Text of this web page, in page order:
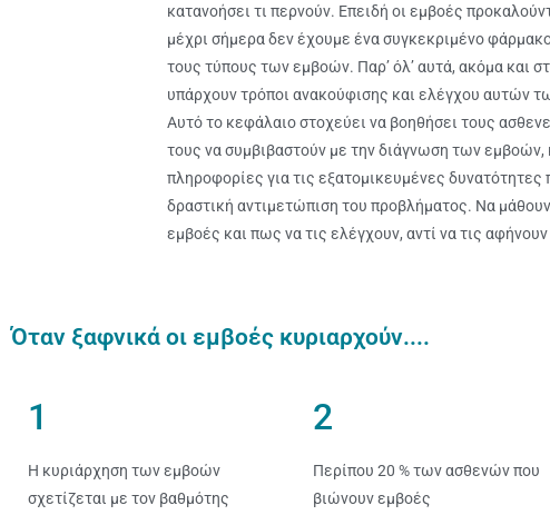
κατανοήσει τι περνούν. Επειδή οι εμβοές
μέχρι σήμερα δεν έχουμε ένα συγκεκριμένο
τους τύπους των εμβοών. Παρ’ όλ’ αυτά, ακόμα και
υπάρχουν τρόποι ανακούφισης και ελέγχου αυτών
Αυτό το κεφάλαιο στοχεύει να βοηθήσει τους
τους να συμβιβαστούν με την διάγνωση των εμβοών,
πληροφορίες για τις εξατομικευμένες δυνατότητες
δραστική αντιμετώπιση του προβλήματος. Να
εμβοές και πως να τις ελέγχουν, αντί να τις
Όταν ξαφνικά οι εμβοές κυριαρχούν....
1
Η κυριάρχηση των εμβοών
σχετίζεται με τον βαθμότης
2
Περίπου 20 % των ασθενών που
βιώνουν εμβοές